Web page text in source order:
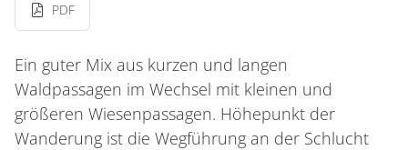
PDF
Ein guter Mix aus kurzen und langen
Waldpassagen im Wechsel mit kleinen und
größeren Wiesenpassagen. Höhepunkt der
Wanderung ist die Wegführung an der Schlucht